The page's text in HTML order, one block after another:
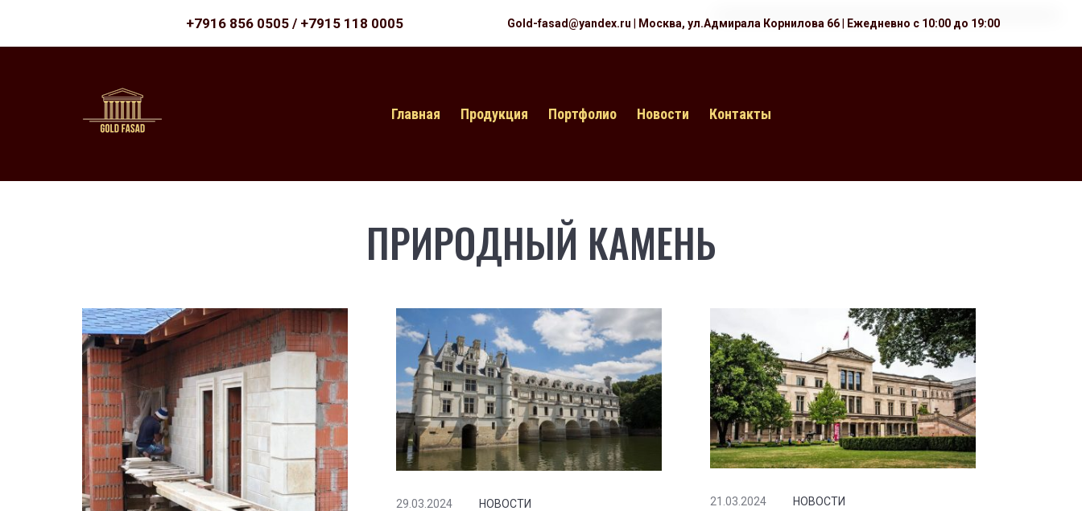
+7916 856 0505 / +7915 118 0005 Gold-fasad@yandex.ru Москва, ул.Адмирала Корнилова 66 Ежедневно с 10:00 до 19:00
Главная Продукция Портфолио Новости Контакты
ПРИРОДНЫЙ КАМЕНЬ
29.03.2024 НОВОСТИ 21.03.2024 НОВОСТИ